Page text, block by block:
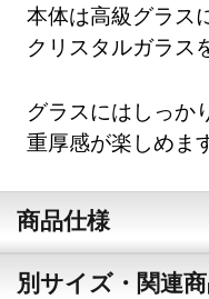
本体は高級グラス
クリスタルガラス
グラスにはしっか
重厚感が楽しめま
商品仕様
別サイズ・関連